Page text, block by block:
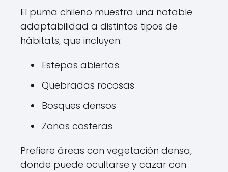
El puma chileno muestra una notable
adaptabilidad a distintos tipos de
hábitats, que incluyen:
Estepas abiertas
Quebradas rocosas
Bosques densos
Zonas costeras
Prefiere áreas con vegetación densa,
donde puede ocultarse y cazar con